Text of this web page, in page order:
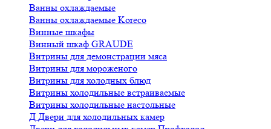
Ванны охлаждаемые
Ванны охлаждаемые Koreco
Винные шкафы
Винный шкаф GRAUDE
Витрины для демонстрации мяса
Витрины для мороженого
Витрины для холодных блюд
Витрины холодильные встраиваемые
Витрины холодильные настольные
Д Двери для холодильных камер